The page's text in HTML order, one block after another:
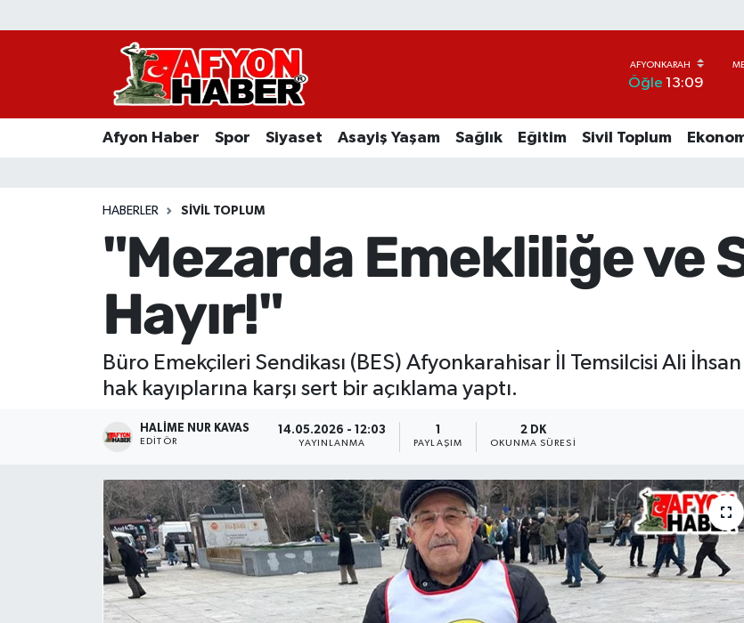
Öğle 13:09
Afyon Haber Spor Siyaset Asayiş Yaşam Sağlık Eğitim Sivil Toplum
HABERLER SIVIL TOPLUM
"Mezarda Emekliliğe ve
Hayır!"
Büro Emekçileri Sendikası (BES) Afyonkarahisar İl Temsilcisi Ali
hak kayıplarına karşı sert bir açıklama yaptı.
HALIME NUR KAVAS
EDITÖR
14.05.2026 - 12:03
YAYINLANMA PAYLAŞIM
2 DK
OKUNMA SÜRESI
Afyon Haber
Asayiş Yaşam
Ekonomi
Magazin